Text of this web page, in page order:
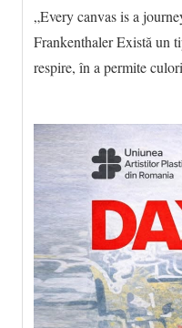
„Every canvas is a
Frankenthaler Există un
respire, în a permite